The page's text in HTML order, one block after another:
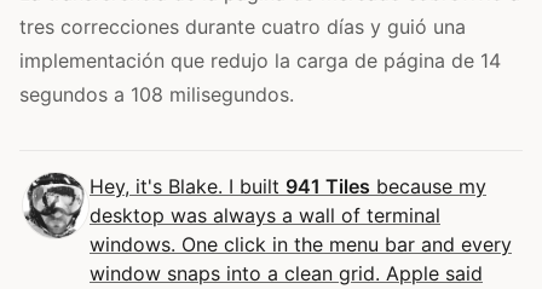
tres correcciones durante cuatro días y guió una
implementación que redujo la carga de página de 14
segundos a 108 milisegundos.
Hey, it's Blake. I built 941 Tiles because my
desktop was always a wall of terminal
windows. One click in the menu bar and every
window snaps into a clean grid. Apple said